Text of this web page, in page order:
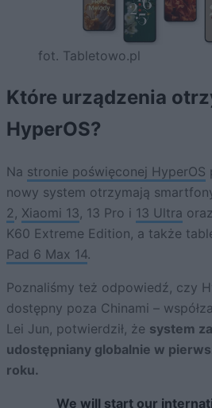
fot. Tabletowo.pl
Które urządzenia
HyperOS?
Na stronie poświęconej HyperOS
nowy system otrzymają
2 , Xiaomi 13, 13 Pro i 13 Ultra
K60 Extreme Edition, a także
Pad 6 Max 14.
Poznaliśmy też odpowiedź, czy
dostępny poza Chinami –
Lei Jun, potwierdził, że system
udostępniany globalnie w
roku.
We will start our